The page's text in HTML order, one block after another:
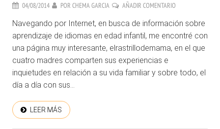
04/08/2014 POR CHEMA GARCIA AÑADIR COMENTARIO
Navegando por Internet, en busca de información sobre
aprendizaje de idiomas en edad infantil, me encontré con
una página muy interesante, elrastrillodemama, en el que
cuatro madres comparten sus experiencias e
inquietudes en relación a su vida familiar y sobre todo, el
día a día con sus...
LEER MÁS